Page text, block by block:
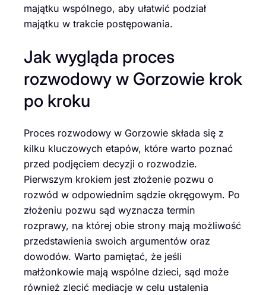
majątku wspólnego, aby ułatwić podział
majątku w trakcie postępowania.
Jak wygląda proces
rozwodowy w Gorzowie krok
po kroku
Proces rozwodowy w Gorzowie składa się z
kilku kluczowych etapów, które warto poznać
przed podjęciem decyzji o rozwodzie.
Pierwszym krokiem jest złożenie pozwu o
rozwód w odpowiednim sądzie okręgowym. Po
złożeniu pozwu sąd wyznacza termin
rozprawy, na której obie strony mają możliwość
przedstawienia swoich argumentów oraz
dowodów. Warto pamiętać, że jeśli
małżonkowie mają wspólne dzieci, sąd może
również zlecić mediacje w celu ustalenia